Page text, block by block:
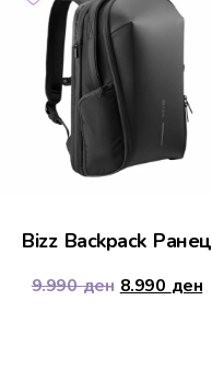
Bizz Backpack Ранец
9.990ден 8.990 ден